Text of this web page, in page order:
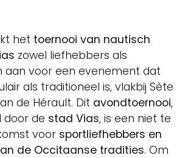
het toernooi van nautisch
zowel liefhebbers als
aan voor een evenement dat
als traditioneel is, vlakbij Sète
de Hérault. Dit avondtoernooi,
door de stad Vias, is een niet te
voor sportliefhebbers en
de Occitaanse tradities. Om